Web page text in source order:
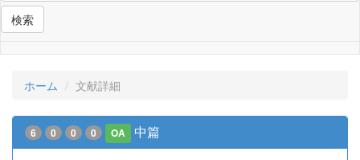
検索
ホーム 文献詳細
6 0 0 0 OA 中篇